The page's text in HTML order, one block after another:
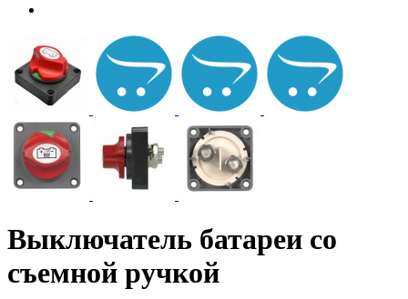
Выключатель батареи со
съемной ручкой